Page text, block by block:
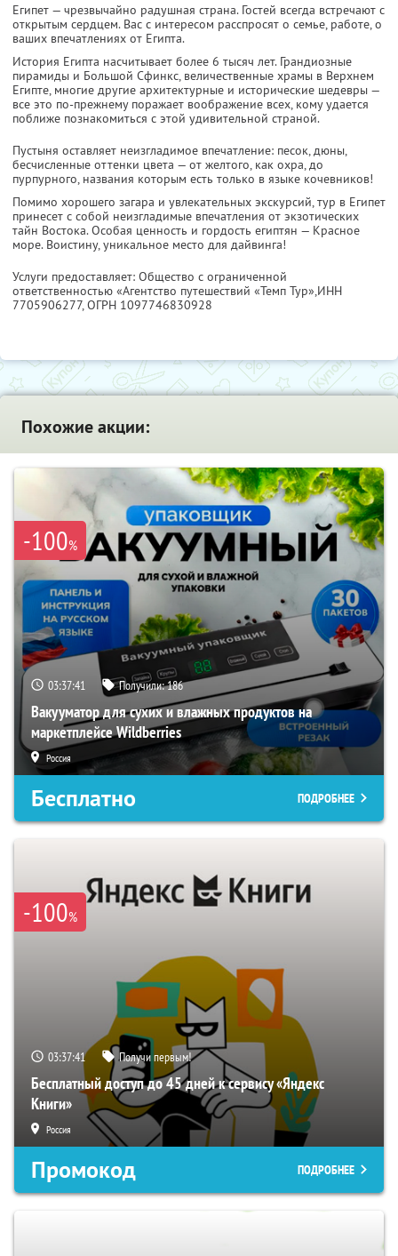
Египет — чрезвычайно радушная страна. Гостей всегда встречают с
открытым сердцем. Вас с интересом расспросят о семье, работе, о
ваших впечатлениях от Египта.
История Египта насчитывает более 6 тысяч лет. Грандиозные
пирамиды и Большой Сфинкс, величественные храмы в Верхнем
Египте, многие другие архитектурные и исторические шедевры —
все это по-прежнему поражает воображение всех, кому удается
поближе познакомиться с этой удивительной страной.
Пустыня оставляет неизгладимое впечатление: песок, дюны,
бесчисленные оттенки цвета — от желтого, как охра, до
пурпурного, названия которым есть только в языке кочевников!
Помимо хорошего загара и увлекательных экскурсий, тур в Египет
принесет с собой неизгладимые впечатления от экзотических
тайн Востока. Особая ценность и гордость египтян — Красное
море. Воистину, уникальное место для дайвинга!
Услуги предоставляет: Общество с ограниченной
ответственностью «Агентство путешествий «Темп Тур»,ИНН
7705906277, ОГРН 1097746830928
Похожие акции:
-100%
03:37:40 Получили:186
Вакууматор для сухих и влажных продуктов на
маркетплейсе Wildberries
Россия
Бесплатно ПОДРОБНЕЕ
-100%
03:37:40 Получи первым!
Бесплатный доступ до 45 дней к сервису «Яндекс
Книги»
Россия
Промокод ПОДРОБНЕЕ